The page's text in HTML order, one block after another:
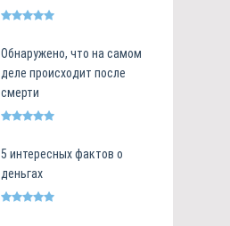
Обнаружено, что на самом
деле происходит после
смерти
5 интересных фактов о
деньгах